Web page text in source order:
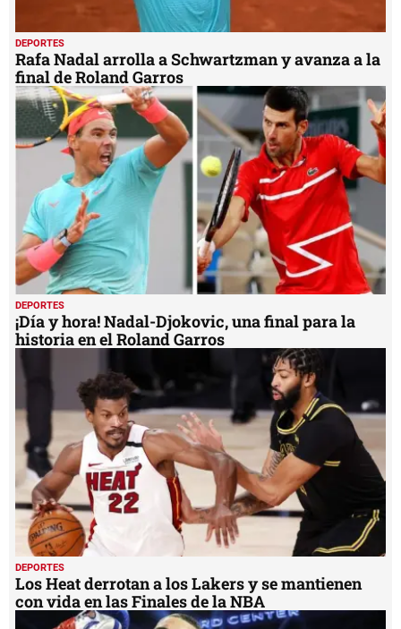
DEPORTES
Rafa Nadal arrolla a Schwartzman y avanza a la
final de Roland Garros
DEPORTES
¡Día y hora! Nadal-Djokovic, una final para la
historia en el Roland Garros
DEPORTES
Los Heat derrotan a los Lakers y se mantienen
con vida en las Finales de la NBA